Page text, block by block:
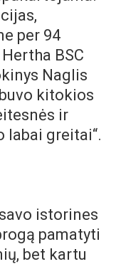
per 94
BSC
Naglis
kitokios
ir
labai greitai“.
istorines
pamatyti
bet kartu